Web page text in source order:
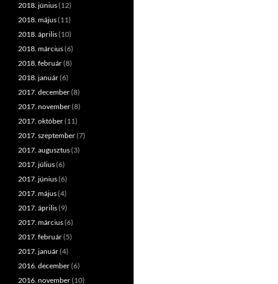
2018. június(12)
2018. május(11)
2018. április(10)
2018. március(6)
2018. február(8)
2018. január(6)
2017. december(8)
2017. november(8)
2017. október(11)
2017. szeptember(7)
2017. augusztus(3)
2017. július(6)
2017. június(6)
2017. május(4)
2017. április(9)
2017. március(6)
2017. február(5)
2017. január(4)
2016. december(6)
2016. november(10)